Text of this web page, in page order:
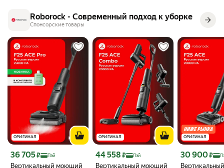
Roborock - Современный подход к уборке
Спонсорские товары
ОРИГИНАЛ
Вертикальный моющий
Цена с картой Яндекс Пэй 36705 ₽ вместо
36 705₽ Пэй
ОРИГИНАЛ
Вертикальный моющий
Цена с картой Яндекс Пэй 44558 ₽ вместо
44 558 ₽ Пэй
ОРИГИНАЛ
Цена с картой
30 900₽